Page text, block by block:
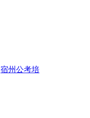
宿州公考培